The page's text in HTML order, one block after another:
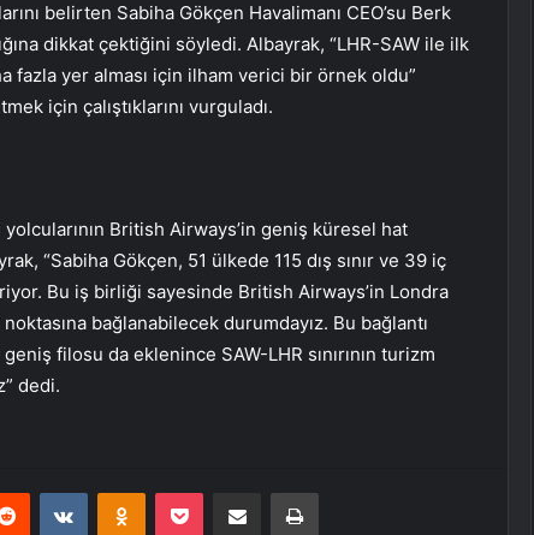
belirten Sabiha Gökçen Havalimanı CEO’su Berk
dikkat çektiğini söyledi. Albayrak, “LHR-SAW ile ilk
fazla yer alması için ilham verici bir örnek oldu”
için çalıştıklarını vurguladı.
British Airways’in geniş küresel hat
“Sabiha Gökçen, 51 ülkede 115 dış sınır ve 39 iç
Bu iş birliği sayesinde British Airways’in Londra
bağlanabilecek durumdayız. Bu bağlantı
filosu da eklenince SAW-LHR sınırının turizm
dedi.
Reddit VKontakteOdnoklassniki
Pocket E-Posta ile paylaş Yazdır